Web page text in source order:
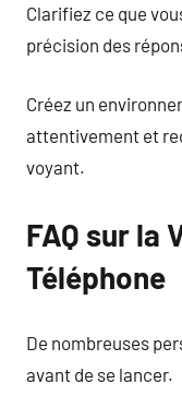
Clarifiez ce que
précision des
Créez un
attentivement et
voyant.
FAQ sur la
Téléphone
De nombreuses
avant de se lancer.